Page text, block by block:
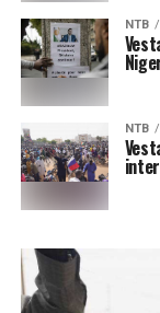
NTB
NTB